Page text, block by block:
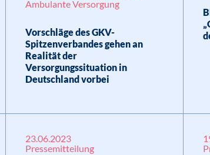
Ambulante Versorgung
Vorschläge des GKV-
Spitzenverbandes gehen an
Realität der
Versorgungssituation in
Deutschland vorbei
23.06.2023
Pressemitteilung